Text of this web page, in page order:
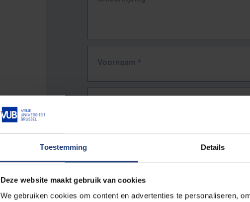
Toestemming Details
Deze website maakt gebruik van cookies
We gebruiken cookies om content en advertenties te personaliseren,
Voornaam *
URL*